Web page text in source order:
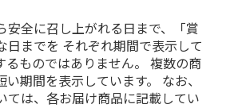
全に召し上がれる日まで、「賞
までを それぞれ期間で表示して
ものではありません。 複数の商
期間を表示しています。 なお、
は、各お届け商品に記載してい